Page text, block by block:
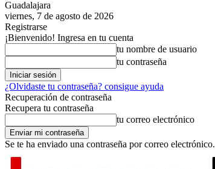
Guadalajara
viernes, 7 de agosto de 2026
Registrarse
¡Bienvenido! Ingresa en tu cuenta
tu nombre de usuario
tu contraseña
¿Olvidaste tu contraseña? consigue ayuda
Recuperación de contraseña
Recupera tu contraseña
tu correo electrónico
Se te ha enviado una contraseña por correo electrónico.